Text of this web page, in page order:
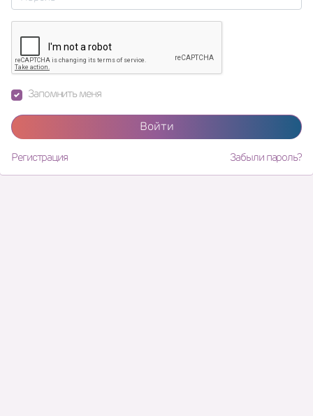
Запомнить меня
Войти
Регистрация Забыли пароль?